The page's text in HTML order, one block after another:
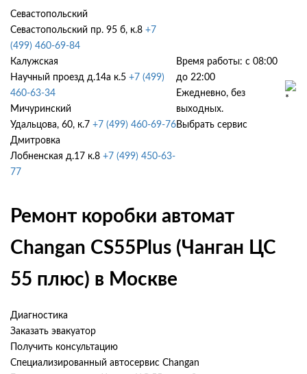
Севастопольский
Севастопольский пр. 95 б, к.8 +7
(499) 460-69-84
Калужская
Научный проезд д.14а к.5 +7 (499)
460-63-34
Мичуринский
Удальцова, 60, к.7 +7 (499) 460-69-76
Дмитровка
Лобненская д.17 к.8 +7 (499) 450-63-
77
Время работы: с 08:00
до 22:00
Ежедневно, без
выходных.
Выбрать сервис
Ремонт коробки автомат
Changan CS55Plus (Чанган ЦС
55 плюс) в Москве
Диагностика
Заказать эвакуатор
Получить консультацию
Специализированный автосервис Changan